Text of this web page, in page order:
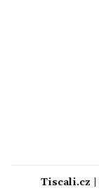
Tiscali.cz